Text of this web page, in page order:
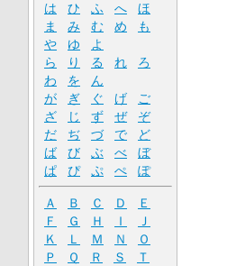
は
ひ ふ へ
ほ
ま
み む め
も
や
ゆ
よ
ら
り る れ
ろ
わ
を
ん
が
ぎ ぐ げ
ご
ざ
じ ず ぜ
ぞ
だ
ぢ づ で
ど
ば
び ぶ べ
ぼ
ぱ
ぴ ぷ ぺ ぽ
Ａ Ｂ Ｃ Ｄ
Ｅ
Ｆ
Ｇ Ｈ Ｉ
Ｊ
Ｋ
Ｌ Ｍ Ｎ
Ｏ
Ｐ
Ｑ Ｒ Ｓ
Ｔ